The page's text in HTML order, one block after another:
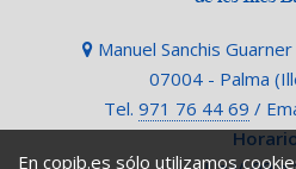
Manuel Sanchis Guarner
07004 - Palma
Tel. 971 76 44 69 /
En copib.es sólo utilizamos